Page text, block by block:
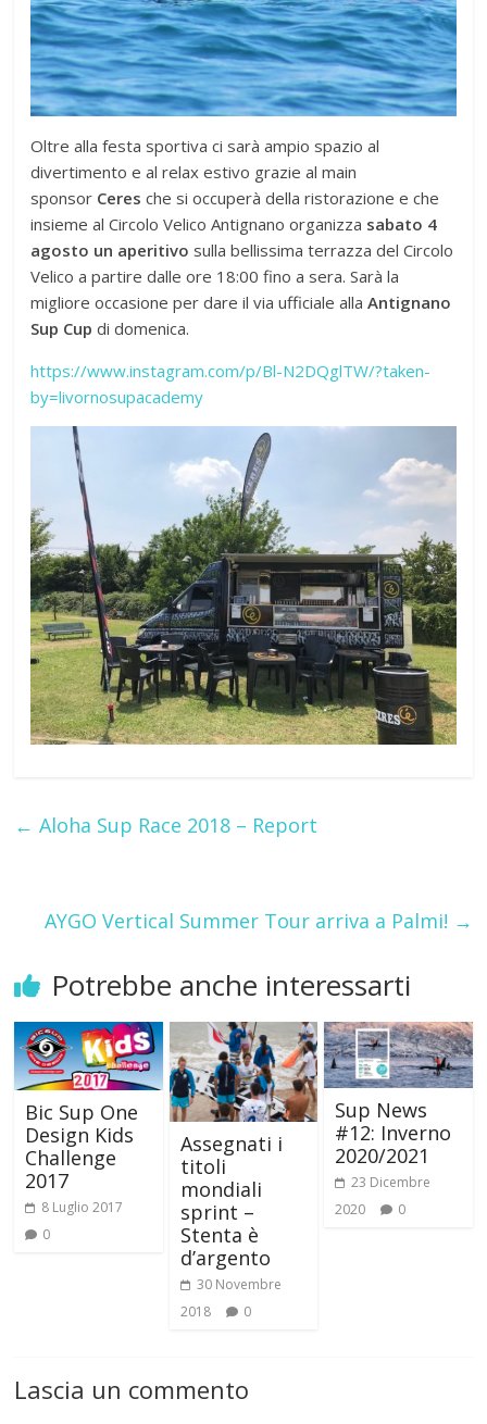
Oltre alla festa sportiva ci sarà ampio spazio al
divertimento e al relax estivo grazie al main
sponsor Ceres che si occuperà della ristorazione e che
insieme al Circolo Velico Antignano organizza sabato 4
agosto un aperitivosulla bellissima terrazza del Circolo
Velico a partire dalle ore 18:00 fino a sera. Sarà la
migliore occasione per dare il via ufficiale allaAntignano
Sup Cup di domenica.
https://www.instagram.com/p/Bl-N2DQglTW/?taken-
by=livornosupacademy
← Aloha Sup Race 2018 – Report
AYGO Vertical Summer Tour arriva a Palmi! →
Potrebbe anche interessarti
Bic Sup One
Design Kids
Challenge
2017
8 Luglio 2017
0
Assegnati i
titoli
mondiali
sprint –
Stenta è
d’argento
30 Novembre
2018
0
Sup News
#12: Inverno
2020/2021
23 Dicembre
2020
0
Lascia un commento